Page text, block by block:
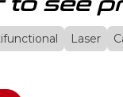
to see
Laser